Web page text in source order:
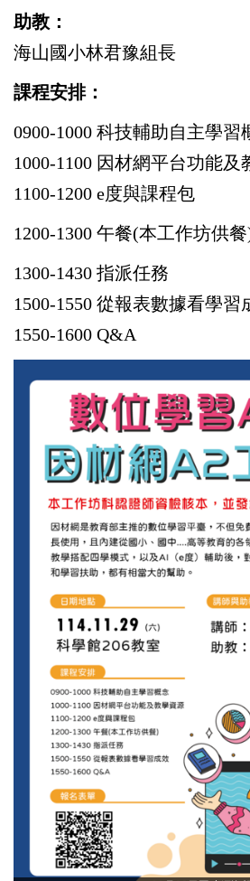
助教：
海山國小林君豫組長
課程安排：
0900-1000 科技輔助自主學習
1000-1100 因材網平台功能及
1100-1200 e度與課程包
1200-1300 午餐(本工作坊供
1300-1430 指派任務
1500-1550 從報表數據看學習
1550-1600 Q&A